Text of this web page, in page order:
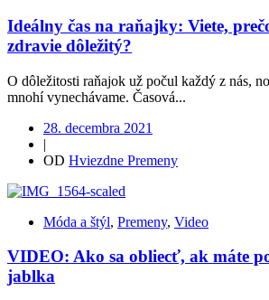
Ideálny čas na raňajky: Viete,
zdravie dôležitý?
O dôležitosti raňajok už počul každý z nás,
mnohí vynechávame. Časová...
28. decembra 2021
|
OD Hviezdne Premeny
Móda a štýl, Premeny, Video
VIDEO: Ako sa obliecť, ak máte
jablka